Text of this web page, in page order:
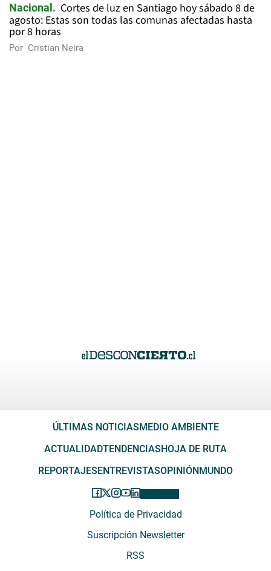
Nacional
Cortes de luz en Santiago hoy sábado 8 de
agosto: Estas son todas las comunas afectadas hasta
por 8 horas
Por Cristian Neira
ÚLTIMAS NOTICIASMEDIO AMBIENTE
ACTUALIDADTENDENCIASHOJA DE RUTA
REPORTAJESENTREVISTASOPINIÓNMUNDO
Política de Privacidad
Suscripción Newsletter
RSS